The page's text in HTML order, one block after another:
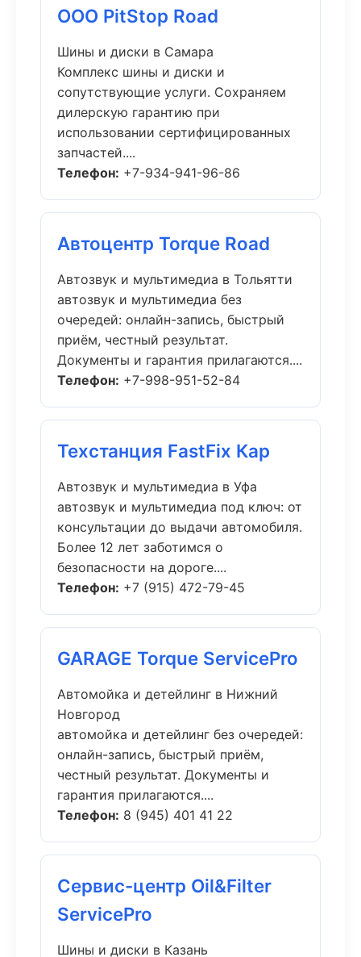
ООО PitStop Road
Шины и диски в Самара
Комплекс шины и диски и
сопутствующие услуги. Сохраняем
дилерскую гарантию при
использовании сертифицированных
запчастей....
Телефон: +7-934-941-96-86
Автоцентр Torque Road
Автозвук и мультимедиа в Тольятти
автозвук и мультимедиа без
очередей: онлайн-запись, быстрый
приём, честный результат.
Документы и гарантия прилагаются....
Телефон: +7-998-951-52-84
Техстанция FastFix Кар
Автозвук и мультимедиа в Уфа
автозвук и мультимедиа под ключ: от
консультации до выдачи автомобиля.
Более 12 лет заботимся о
безопасности на дороге....
Телефон: +7 (915) 472-79-45
GARAGE Torque ServicePro
Автомойка и детейлинг в Нижний
Новгород
автомойка и детейлинг без очередей:
онлайн-запись, быстрый приём,
честный результат. Документы и
гарантия прилагаются....
Телефон: 8 (945) 401 41 22
Сервис-центр Oil&Filter
ServicePro
Шины и диски в Казань